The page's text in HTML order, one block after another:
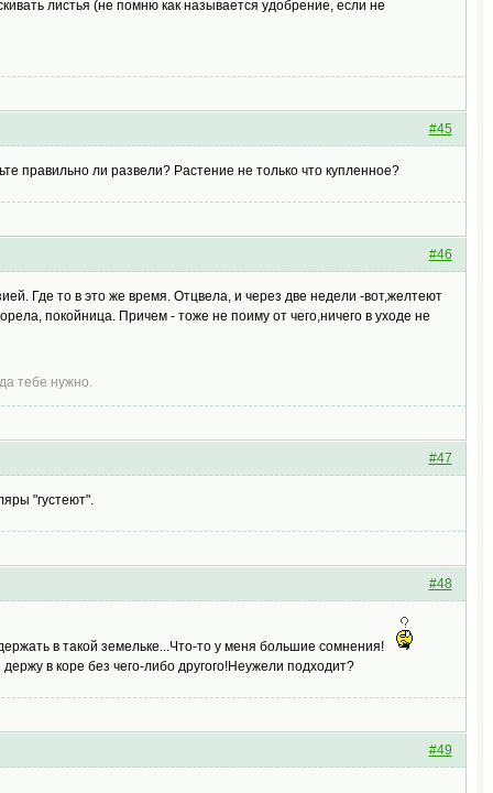
листья (не помню как называется удобрение, если не
#45
правильно ли развели? Растение не только что купленное?
#46
Где то в это же время. Отцвела, и через две недели -вот,желтеют
покойница. Причем - тоже не поиму от чего,ничего в уходе не
тебе нужно.
#47
"густеют".
#48
в такой земельке...Что-то у меня большие сомнения!
в коре без чего-либо другого!Неужели подходит?
#49